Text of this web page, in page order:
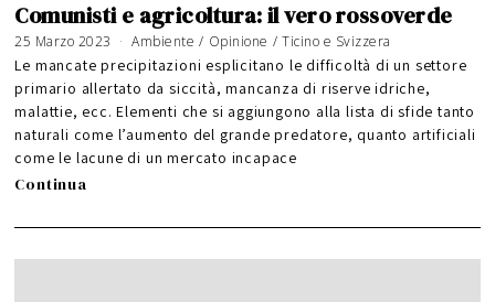
Comunisti e agricoltura: il vero rossoverde
25 Marzo 2023 Ambiente / Opinione / Ticino e Svizzera
Le mancate precipitazioni esplicitano le difficoltà di un settore
primario allertato da siccità, mancanza di riserve idriche,
malattie, ecc. Elementi che si aggiungono alla lista di sfide tanto
naturali come l’aumento del grande predatore, quanto artificiali
come le lacune di un mercato incapace
Continua